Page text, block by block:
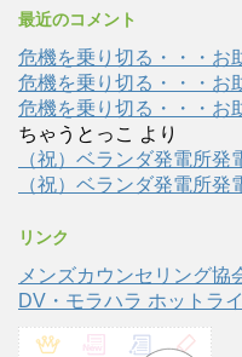
最近のコメント
危機を乗り切る・・・お
危機を乗り切る・・・お
危機を乗り切る・・・お
ちゃうとっこ より
（祝）ベランダ発電所発
（祝）ベランダ発電所発
リンク
メンズカウンセリング協
DV・モラハラ ホットラ